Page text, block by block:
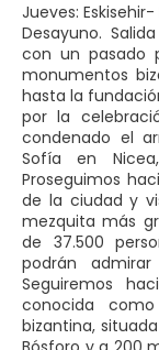
Jueves:
Desayuno.
con un pasado
monumentos
hasta la
por la
condenado el
Sofía en
Proseguimos
de la ciudad y
mezquita más
de 37.500
podrán
Seguiremos
conocida
bizantina,